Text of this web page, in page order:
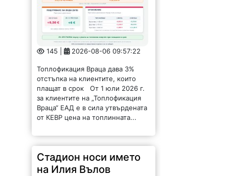
145 | 2026-08-06 09:57:22
Топлофикация Враца дава 3%
отстъпка на клиентите, които
плащат в срок От 1 юли 2026 г.
за клиентите на „Топлофикация
Враца“ ЕАД е в сила утвърдената
от КЕВР цена на топлинната...
Стадион носи името
на Илия Вълов